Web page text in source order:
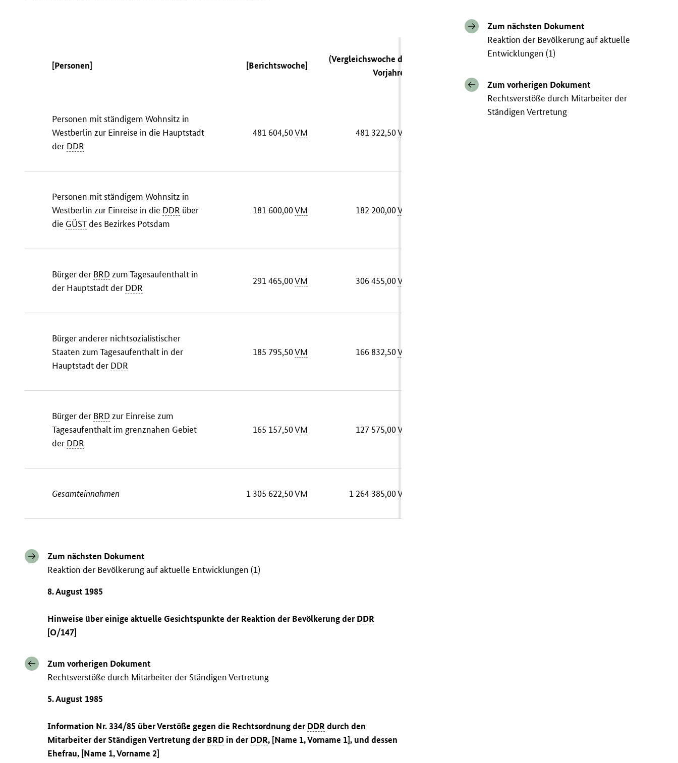
Zum nächsten Dokument
Reaktion der Bevölkerung auf aktuelle
Entwicklungen (1)
Zum vorherigen Dokument
Rechtsverstöße durch Mitarbeiter der
Ständigen Vertretung
[Personen] [Berichtswoche]
(Vergleichswoche des
Vorjahres)
Personen mit ständigem Wohnsitz in
Westberlin zur Einreise in die Hauptstadt
der DDR
481 604,50VM 481 322,50VM
Personen mit ständigem Wohnsitz in
Westberlin zur Einreise in die DDR über
die GÜSTdes Bezirkes Potsdam
181 600,00VM 182 200,00VM
Bürger der BRD zum Tagesaufenthalt in
der Hauptstadt der DDR
291 465,00VM 306 455,00VM
Bürger anderer nichtsozialistischer
Staaten zum Tagesaufenthalt in der
Hauptstadt der DDR
185 795,50VM 166 832,50VM
Bürger der BRD zur Einreise zum
Tagesaufenthalt im grenznahen Gebiet
der DDR
165 157,50VM 127 575,00VM
Gesamteinnahmen 1 305 622,50VM 1 264 385,00VM
Zum nächsten Dokument
Reaktion der Bevölkerung auf aktuelle Entwicklungen (1)
8. August 1985
Hinweise über einige aktuelle Gesichtspunkte der Reaktion der Bevölkerung derDDR
[O/147]
Zum vorherigen Dokument
Rechtsverstöße durch Mitarbeiter der Ständigen Vertretung
5. August 1985
Information Nr. 334/85 über Verstöße gegen die Rechtsordnung derDDR durch den
Mitarbeiter der Ständigen Vertretung derBRD in derDDR, [Name 1, Vorname 1], und dessen
Ehefrau, [Name 1, Vorname 2]